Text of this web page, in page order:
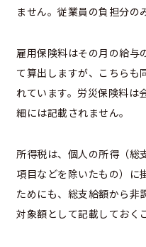
ません。従業員の負担分の
雇用保険料はその月の給与
て算出しますが、こちらも
れています。労災保険料は
細には記載されません。
所得税は、個人の所得（総
項目などを除いたもの）に
ためにも、総支給額から非
対象額として記載しておく